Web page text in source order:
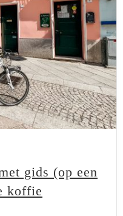
gids (op een
koffie